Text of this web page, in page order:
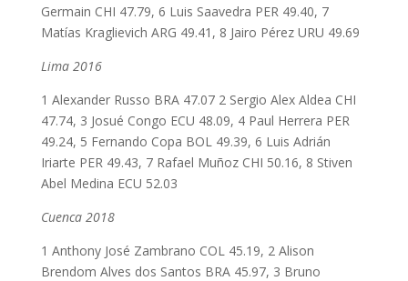
Germain CHI 47.79, 6 Luis Saavedra PER 49.40, 7
Matías Kraglievich ARG 49.41, 8 Jairo Pérez URU 49.69
Lima 2016
1 Alexander Russo BRA 47.07 2 Sergio Alex Aldea CHI
47.74, 3 Josué Congo ECU 48.09, 4 Paul Herrera PER
49.24, 5 Fernando Copa BOL 49.39, 6 Luis Adrián
Iriarte PER 49.43, 7 Rafael Muñoz CHI 50.16, 8 Stiven
Abel Medina ECU 52.03
Cuenca 2018
1 Anthony José Zambrano COL 45.19, 2 Alison
Brendom Alves dos Santos BRA 45.97, 3 Bruno